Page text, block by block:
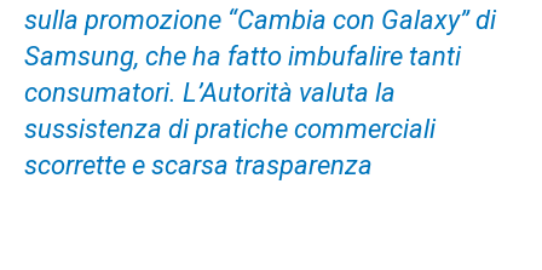
sulla promozione “Cambia con Galaxy” di
Samsung, che ha fatto imbufalire tanti
consumatori. L’Autorità valuta la
sussistenza di pratiche commerciali
scorrette e scarsa trasparenza